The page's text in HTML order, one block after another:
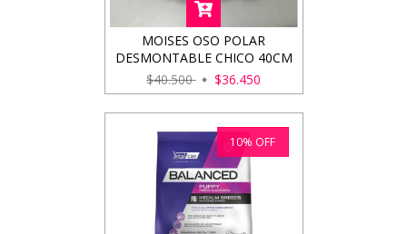
MOISES OSO POLAR
DESMONTABLE CHICO 40CM
$40.500
$36.450
10% OFF